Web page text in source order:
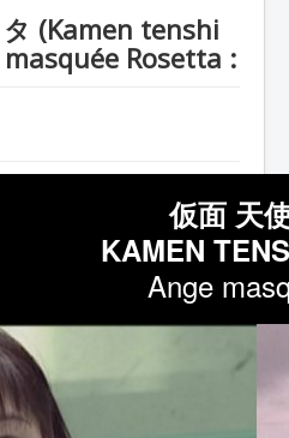
(Kamen tenshi
Rosetta :
仮面 天
KAMEN
Ange